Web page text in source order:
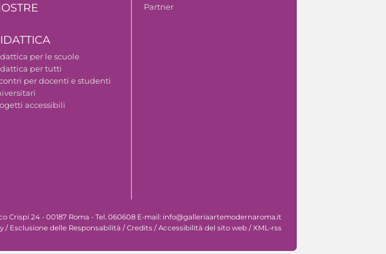
per le scuole
per tutti
per docenti e studenti
accessibili
Partner
Crispi 24 - 00187 Roma - Tel. 060608 E-mail: info@galleriaartemodernaroma.it
/ Esclusione delle Responsabilità / Credits / Accessibilità del sito web / XML-rss